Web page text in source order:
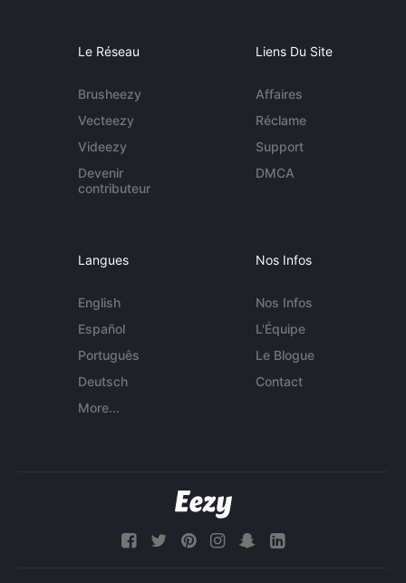
Le Réseau
Brusheezy
Vecteezy
Videezy
Devenir
contributeur
Liens Du Site
Affaires
Réclame
Support
DMCA
Langues
English
Español
Português
Deutsch
More...
Nos Infos
Nos Infos
L'Équipe
Le Blogue
Contact